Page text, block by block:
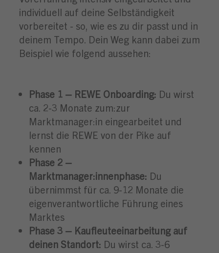
individuell auf deine Selbständigkeit
vorbereitet - so, wie es zu dir passt und in
deinem Tempo. Dein Weg kann dabei zum
Beispiel wie folgend aussehen:
Phase 1 – REWE Onboarding: Du wirst
ca. 2-3 Monate zum:zur
Marktmanager:in eingearbeitet und
lernst die REWE von der Pike auf
kennen
Phase 2 –
Marktmanager:innenphase: Du
übernimmst für ca. 9-12 Monate die
eigenverantwortliche Führung eines
Marktes
Phase 3 – Kaufleuteeinarbeitung auf
deinen Standort: Du wirst ca. 3-6